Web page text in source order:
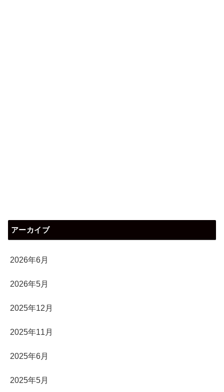
アーカイブ
2026年6月
2026年5月
2025年12月
2025年11月
2025年6月
2025年5月